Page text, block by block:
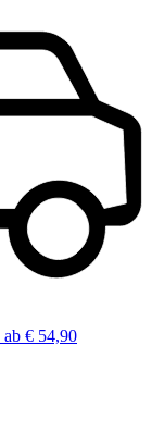
ab € 54,90